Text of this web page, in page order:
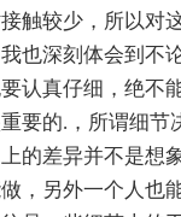
触较少，所以对
也深刻体会到不
认真仔细，绝不
要的.，所谓细节
的差异并不是想
，另外一个人也